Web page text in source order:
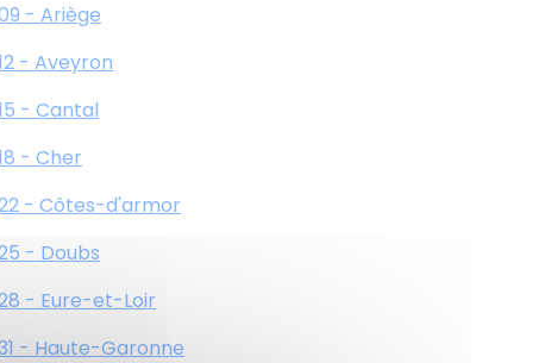
- Ariège
- Aveyron
- Cantal
- Cher
- Côtes-d'armor
- Doubs
- Eure-et-Loir
- Haute-Garonne